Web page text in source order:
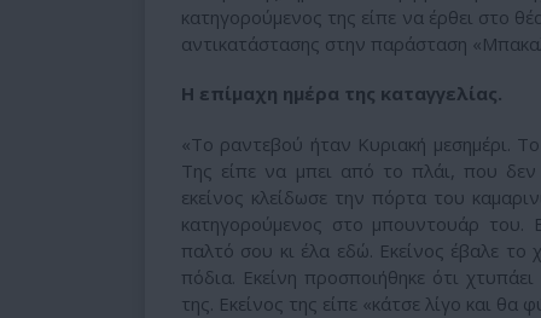
κατηγορούμενος της είπε να έρθει στο
αντικατάστασης στην παράσταση
Η επίμαχη ημέρα της καταγγελίας.
«Το ραντεβού ήταν Κυριακή μεσημέρι.
Της είπε να μπει από το πλάι, που
εκείνος κλείδωσε την πόρτα του
κατηγορούμενος στο μπουντουάρ του.
παλτό σου κι έλα εδώ. Εκείνος έβαλε το
πόδια. Εκείνη προσποιήθηκε ότι
της. Εκείνος της είπε «κάτσε λίγο και θα